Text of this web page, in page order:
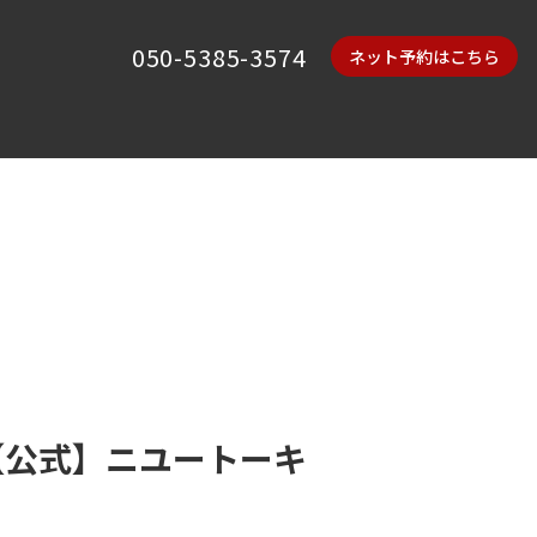
050-5385-3574 ネット予約はこちら
式】ニユートーキ